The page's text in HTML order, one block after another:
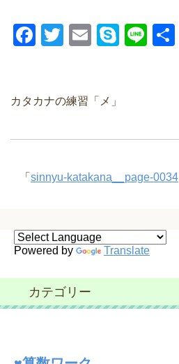
F
e
o
o
T
er
E
S
Li
カタカナの練習「メ」
「 sinnyu-katakana__page-0034
Powered by Translate
カテゴリー